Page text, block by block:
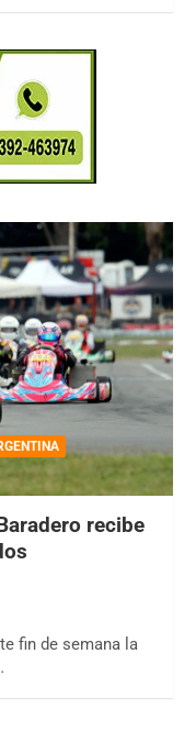
recibe
fin de semana la